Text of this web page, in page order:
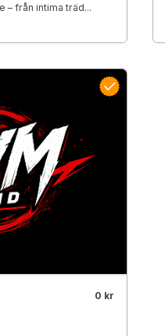
– från intima träd...
0 kr